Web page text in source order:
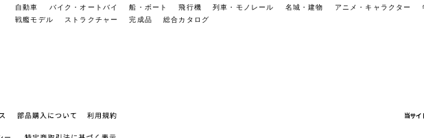
自動車 バイク・オートバイ 船・ボート 飛行機 列車・モノレール 名城・建物 アニメ・キャラクター
戦艦モデル
ストラクチャー 完成品
総合カタログ